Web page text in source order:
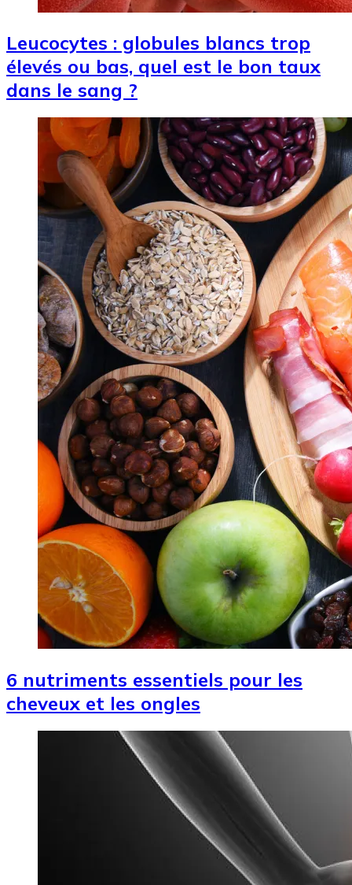
Leucocytes : globules blancs trop
élevés ou bas, quel est le bon taux
dans le sang ?
Image
6 nutriments essentiels pour les
cheveux et les ongles